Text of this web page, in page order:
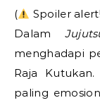
(
Spoiler
Dalam
menghadapi
Raja
paling